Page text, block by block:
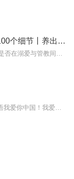
隔代教养心法丨古圣先贤丨100个细节丨养出省心娃